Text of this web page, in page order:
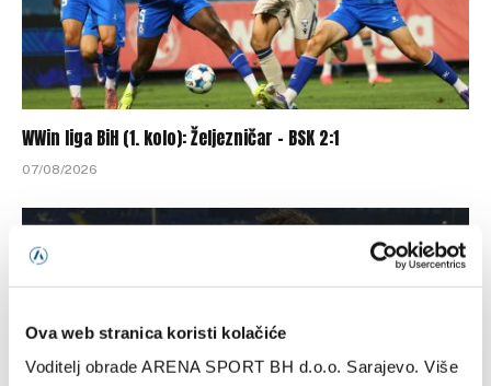
Ova web stranica koristi kolačiće
Voditelj obrade ARENA SPORT BH d.o.o. Sarajevo. Više
WWin liga BiH (1. kolo): Željezničar – BSK 2:1
07/08/2026